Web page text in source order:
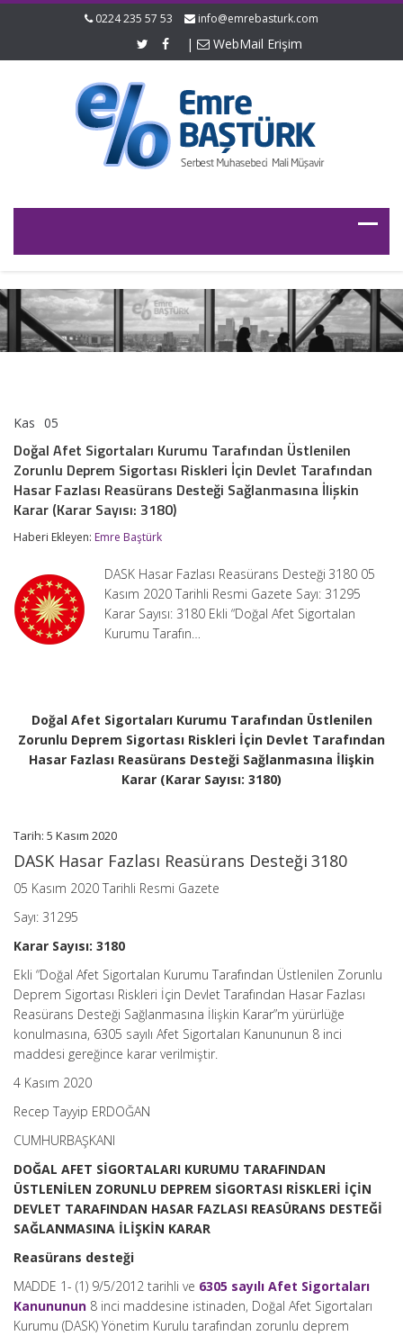
0224 235 57 53 info@emrebasturk.com
| WebMail Erişim
Kas 05
Sigortaları
Kurumu
Tarafından
Üstlenilen
Zorunlu
Deprem
Sigortası
Devlet
Tarafından
Hasar
Fazlası
Karar
(Karar
Sayısı:
3180)
Doğal Afet Sigortaları Kurumu Tarafından Üstlenilen
Zorunlu Deprem Sigortası Riskleri İçin Devlet Tarafından
Hasar Fazlası Reasürans Desteği Sağlanmasına İlişkin
Karar (Karar Sayısı: 3180)
Haberi Ekleyen: Emre Baştürk
DASK Hasar Fazlası Reasürans Desteği 3180 05
Kasım 2020 Tarihli Resmi Gazete Sayı: 31295
Karar Sayısı: 3180 Ekli “Doğal Afet Sigortalan
Kurumu Tarafın…
Doğal Afet Sigortaları Kurumu Tarafından Üstlenilen
Zorunlu Deprem Sigortası Riskleri İçin Devlet Tarafından
Hasar Fazlası Reasürans Desteği Sağlanmasına İlişkin
Karar (Karar Sayısı: 3180)
Tarih: 5 Kasım 2020
DASK Hasar Fazlası Reasürans Desteği 3180
05 Kasım 2020 Tarihli Resmi Gazete
Sayı: 31295
Karar Sayısı: 3180
Ekli “Doğal Afet Sigortalan Kurumu Tarafından Üstlenilen Zorunlu
Deprem Sigortası Riskleri İçin Devlet Tarafından Hasar Fazlası
Reasürans Desteği Sağlanmasına İlişkin Karar”m yürürlüğe
konulmasına, 6305 sayılı Afet Sigortaları Kanununun 8 inci
maddesi gereğince karar verilmiştir.
4 Kasım 2020
Recep Tayyip ERDOĞAN
CUMHURBAŞKANI
DOĞAL AFET SİGORTALARI KURUMU TARAFINDAN
ÜSTLENİLEN ZORUNLU DEPREM SİGORTASI RİSKLERİ İÇİN
DEVLET TARAFINDAN HASAR FAZLASI REASÜRANS DESTEĞİ
SAĞLANMASINA İLİŞKİN KARAR
Reasürans desteği
MADDE 1- (1) 9/5/2012 tarihli ve 6305 sayılı Afet Sigortaları
Kanununun 8 inci maddesine istinaden, Doğal Afet Sigortaları
Kurumu (DASK) Yönetim Kurulu tarafından zorunlu deprem